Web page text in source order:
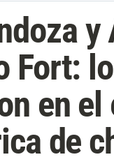
y
Fort:
en el
de